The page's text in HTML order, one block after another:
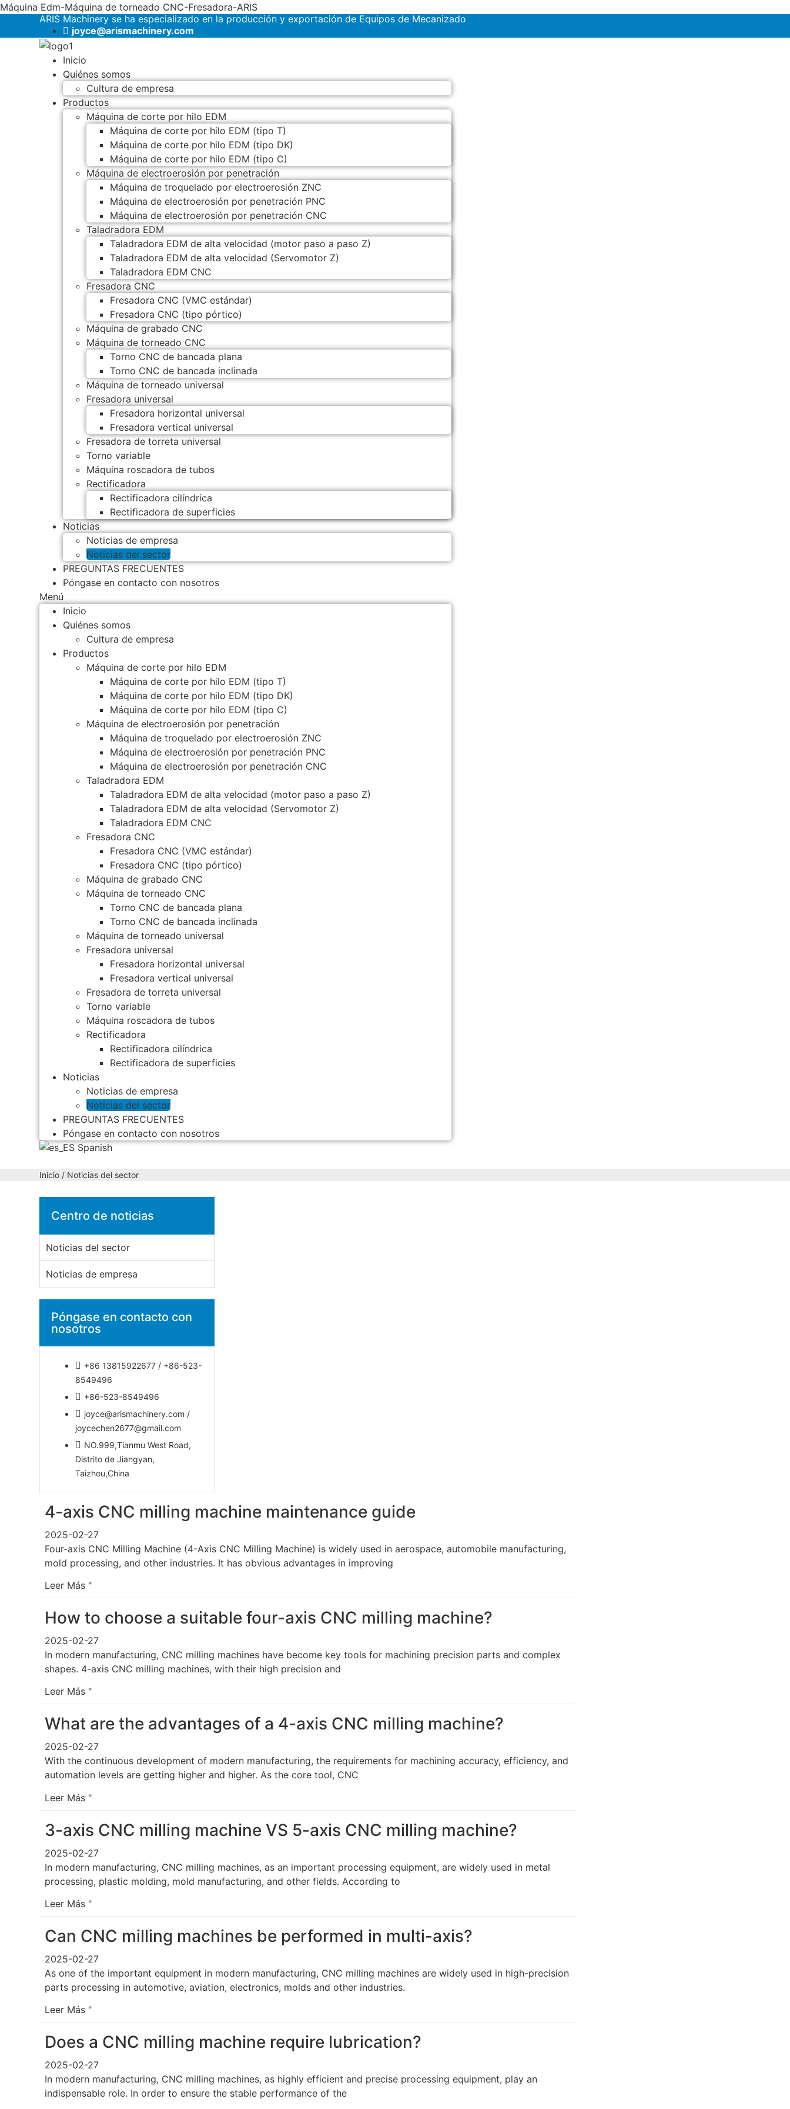
Máquina Edm-Máquina de torneado CNC-Fresadora-ARIS
ARIS Machinery se ha especializado en la producción y exportación de Equipos de Mecanizado
joyce@arismachinery.com
Inicio
Quiénes somos
Cultura de empresa
Productos
Máquina de corte por hilo EDM
Máquina de corte por hilo EDM (tipo T)
Máquina de corte por hilo EDM (tipo DK)
Máquina de corte por hilo EDM (tipo C)
Máquina de electroerosión por penetración
Máquina de troquelado por electroerosión ZNC
Máquina de electroerosión por penetración PNC
Máquina de electroerosión por penetración CNC
Taladradora EDM
Taladradora EDM de alta velocidad (motor paso a paso Z)
Taladradora EDM de alta velocidad (Servomotor Z)
Taladradora EDM CNC
Fresadora CNC
Fresadora CNC (VMC estándar)
Fresadora CNC (tipo pórtico)
Máquina de grabado CNC
Máquina de torneado CNC
Torno CNC de bancada plana
Torno CNC de bancada inclinada
Máquina de torneado universal
Fresadora universal
Fresadora horizontal universal
Fresadora vertical universal
Fresadora de torreta universal
Torno variable
Máquina roscadora de tubos
Rectificadora
Rectificadora cilíndrica
Rectificadora de superficies
Noticias
Noticias de empresa
Noticias del sector
PREGUNTAS FRECUENTES
Póngase en contacto con nosotros
Menú
Inicio
Quiénes somos
Cultura de empresa
Productos
Máquina de corte por hilo EDM
Máquina de corte por hilo EDM (tipo T)
Máquina de corte por hilo EDM (tipo DK)
Máquina de corte por hilo EDM (tipo C)
Máquina de electroerosión por penetración
Máquina de troquelado por electroerosión ZNC
Máquina de electroerosión por penetración PNC
Máquina de electroerosión por penetración CNC
Taladradora EDM
Taladradora EDM de alta velocidad (motor paso a paso Z)
Taladradora EDM de alta velocidad (Servomotor Z)
Taladradora EDM CNC
Fresadora CNC
Fresadora CNC (VMC estándar)
Fresadora CNC (tipo pórtico)
Máquina de grabado CNC
Máquina de torneado CNC
Torno CNC de bancada plana
Torno CNC de bancada inclinada
Máquina de torneado universal
Fresadora universal
Fresadora horizontal universal
Fresadora vertical universal
Fresadora de torreta universal
Torno variable
Máquina roscadora de tubos
Rectificadora
Rectificadora cilíndrica
Rectificadora de superficies
Noticias
Noticias de empresa
Noticias del sector
PREGUNTAS FRECUENTES
Póngase en contacto con nosotros
Spanish
Inicio / Noticias del sector
Centro de noticias
Noticias del sector
Noticias de empresa
Póngase en contacto con
nosotros
+86 13815922677 / +86-523-
8549496
+86-523-8549496
joyce@arismachinery.com /
joycechen2677@gmail.com
NO.999,Tianmu West Road,
Distrito de Jiangyan,
Taizhou,China
4-axis CNC milling machine maintenance guide
2025-02-27
Four-axis CNC Milling Machine (4-Axis CNC Milling Machine) is widely used in aerospace, automobile manufacturing,
mold processing, and other industries. It has obvious advantages in improving
Leer Más "
How to choose a suitable four-axis CNC milling machine?
2025-02-27
In modern manufacturing, CNC milling machines have become key tools for machining precision parts and complex
shapes. 4-axis CNC milling machines, with their high precision and
Leer Más "
What are the advantages of a 4-axis CNC milling machine?
2025-02-27
With the continuous development of modern manufacturing, the requirements for machining accuracy, efficiency, and
automation levels are getting higher and higher. As the core tool, CNC
Leer Más "
3-axis CNC milling machine VS 5-axis CNC milling machine?
2025-02-27
In modern manufacturing, CNC milling machines, as an important processing equipment, are widely used in metal
processing, plastic molding, mold manufacturing, and other fields. According to
Leer Más "
Can CNC milling machines be performed in multi-axis?
2025-02-27
As one of the important equipment in modern manufacturing, CNC milling machines are widely used in high-precision
parts processing in automotive, aviation, electronics, molds and other industries.
Leer Más "
Does a CNC milling machine require lubrication?
2025-02-27
In modern manufacturing, CNC milling machines, as highly efficient and precise processing equipment, play an
indispensable role. In order to ensure the stable performance of the